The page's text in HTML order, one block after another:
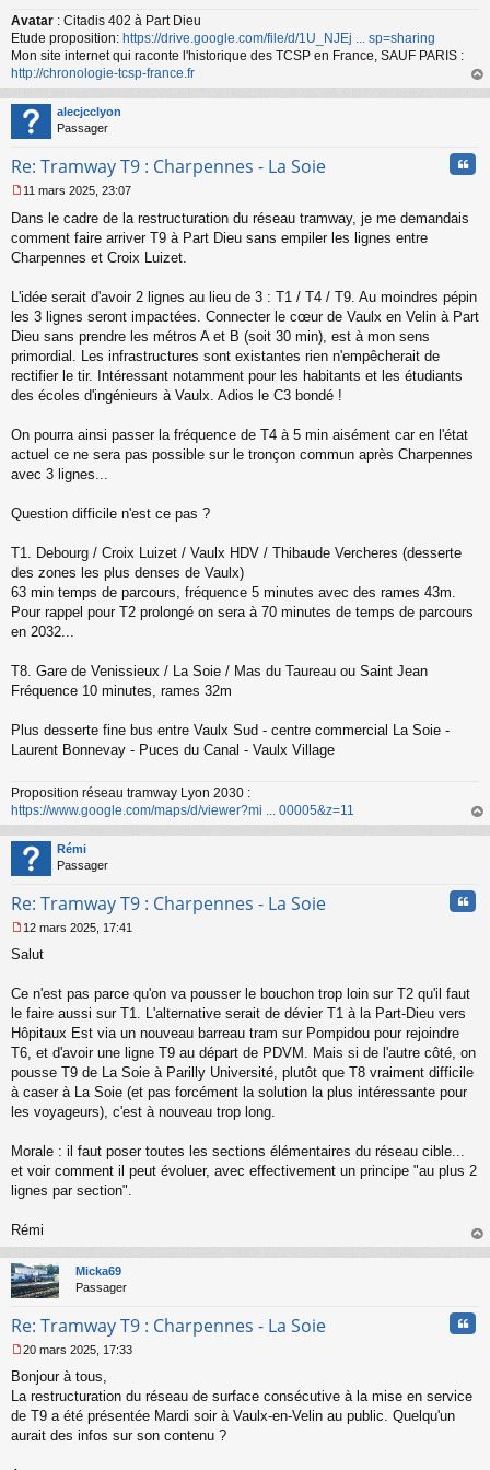
Avatar : Citadis 402 à Part Dieu
Etude proposition: https://drive.google.com/file/d/1U_NJEj ... sp=sharing
Mon site internet qui raconte l'historique des TCSP en France, SAUF PARIS :
http://chronologie-tcsp-france.fr
au
alecjcclyon
Passager
Re: Tramway T9 : Charpennes - La Soie
e
s
e
n
o
n
u
11 mars 2025, 23:07
Dans le cadre de la restructuration du réseau tramway, je me demandais
comment faire arriver T9 à Part Dieu sans empiler les lignes entre
Charpennes et Croix Luizet.
L'idée serait d'avoir 2 lignes au lieu de 3 : T1 / T4 / T9. Au moindres pépin
les 3 lignes seront impactées. Connecter le cœur de Vaulx en Velin à Part
Dieu sans prendre les métros A et B (soit 30 min), est à mon sens
primordial. Les infrastructures sont existantes rien n'empêcherait de
rectifier le tir. Intéressant notamment pour les habitants et les étudiants
des écoles d'ingénieurs à Vaulx. Adios le C3 bondé !
On pourra ainsi passer la fréquence de T4 à 5 min aisément car en l'état
actuel ce ne sera pas possible sur le tronçon commun après Charpennes
avec 3 lignes...
Question difficile n'est ce pas ?
T1. Debourg / Croix Luizet / Vaulx HDV / Thibaude Vercheres (desserte
des zones les plus denses de Vaulx)
63 min temps de parcours, fréquence 5 minutes avec des rames 43m.
Pour rappel pour T2 prolongé on sera à 70 minutes de temps de parcours
en 2032...
T8. Gare de Venissieux / La Soie / Mas du Taureau ou Saint Jean
Fréquence 10 minutes, rames 32m
Plus desserte fine bus entre Vaulx Sud - centre commercial La Soie -
Laurent Bonnevay - Puces du Canal - Vaulx Village
Proposition réseau tramway Lyon 2030 :
https://www.google.com/maps/d/viewer?mi ... 00005&z=11
au
Rémi
Passager
Re: Tramway T9 : Charpennes - La Soie
e
s
a
g
e
n
o
n
u
12 mars 2025, 17:41
Salut
Ce n'est pas parce qu'on va pousser le bouchon trop loin sur T2 qu'il faut
le faire aussi sur T1. L'alternative serait de dévier T1 à la Part-Dieu vers
Hôpitaux Est via un nouveau barreau tram sur Pompidou pour rejoindre
T6, et d'avoir une ligne T9 au départ de PDVM. Mais si de l'autre côté, on
pousse T9 de La Soie à Parilly Université, plutôt que T8 vraiment difficile
à caser à La Soie (et pas forcément la solution la plus intéressante pour
les voyageurs), c'est à nouveau trop long.
Morale : il faut poser toutes les sections élémentaires du réseau cible...
et voir comment il peut évoluer, avec effectivement un principe "au plus 2
lignes par section".
Rémi
au
Micka69
Passager
Re: Tramway T9 : Charpennes - La Soie
e
s
s
g
20 mars 2025, 17:33
Bonjour à tous,
La restructuration du réseau de surface consécutive à la mise en service
de T9 a été présentée Mardi soir à Vaulx-en-Velin au public. Quelqu'un
aurait des infos sur son contenu ?